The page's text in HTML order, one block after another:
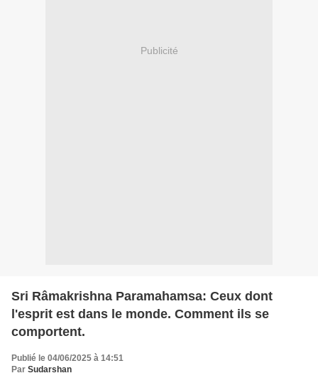
Publicité
Sri Râmakrishna Paramahamsa: Ceux dont
l'esprit est dans le monde. Comment ils se
comportent.
Publié le 04/06/2025 à 14:51
Par Sudarshan